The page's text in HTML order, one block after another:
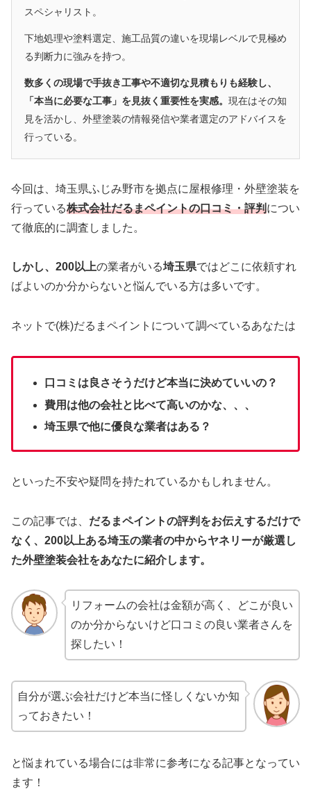
スペシャリスト。
下地処理や塗料選定、施工品質の違いを現場レベルで見極め
る判断力に強みを持つ。
数多くの現場で手抜き工事や不適切な見積もりも経験し、
「本当に必要な工事」を見抜く重要性を実感。 現在はその知
見を活かし、外壁塗装の情報発信や業者選定のアドバイスを
行っている。
今回は、埼玉県ふじみ野市を拠点に 屋根修理・外壁塗装を
行っている株式会社だるまペイントの口コミ・評判につい
て徹底的に調査しました。
しかし、200以上の業者がいる埼玉県ではどこに依頼すれ
ばよいのか分からないと悩んでいる方は多いです。
ネットで(株)だるまペイントについて調べているあなたは
口コミは良さそうだけど本当に決めていいの？
費用は他の会社と比べて高いのかな、、、
埼玉県で他に優良な業者はある？
といった不安や疑問を持たれているかもしれません。
この記事では、 だるまペイントの評判をお伝えするだけで
なく、200以上ある埼玉の業者の中からヤネリーが厳選し
た外壁塗装会社をあなたに紹介します。
リフォームの会社は金額が高く、どこが良い
のか分からないけど口コミの良い業者さんを
探したい！
自分が選ぶ会社だけど本当に怪しくないか知
っておきたい！
と悩まれている場合には非常に参考になる記事となってい
ます！